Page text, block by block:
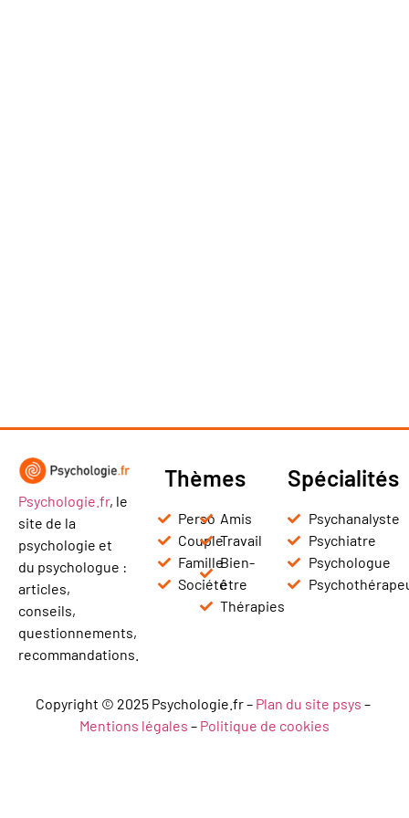
Psychologie.fr, le
site de la
psychologie et
du psychologue :
articles,
conseils,
questionnements,
recommandations.
Thèmes
Perso
Couple
Famille
Société
Amis
Travail
Bien-
être
Thérapies
Spécialités
Psychanalyste
Psychiatre
Psychologue
Copyright © 2025 Psychologie.fr – Plan du site psys –
Mentions légales – Politique de cookies